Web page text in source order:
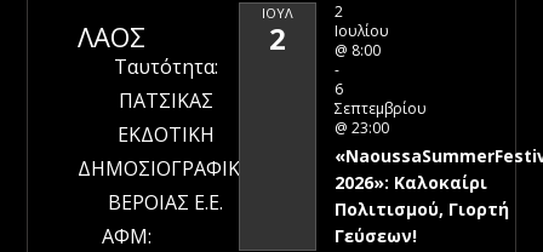
ΛΑΟΣ
Ταυτότητα:
ΠΑΤΣΙΚΑΣ
ΕΚΔΟΤΙΚΗ
ΔΗΜΟΣΙΟΓΡΑΦΙΚΗ
ΒΕΡΟΙΑΣ Ε.Ε.
ΑΦΜ:
ΙΟΎΛ
2
2
Ιουλίου
@ 8:00
-
6
Σεπτεμβρίου
@ 23:00
2026»: Καλοκαίρι
Πολιτισμού, Γιορτή
Γεύσεων!